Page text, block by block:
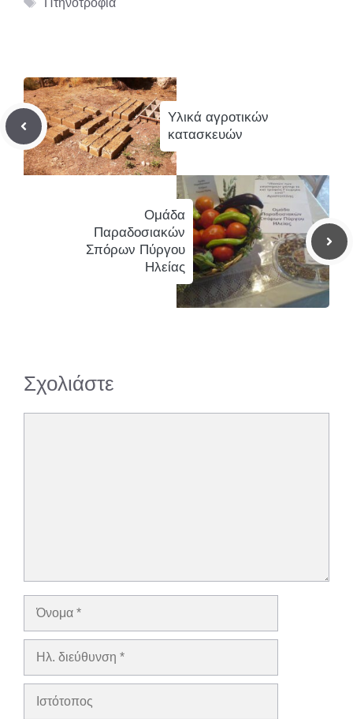
Πτηνοτροφία
Υλικά αγροτικών
κατασκευών
Ομάδα
Παραδοσιακών
Σπόρων Πύργου
Ηλείας
Σχολιάστε
Όνομα
Ηλ.
Ιστότοπος